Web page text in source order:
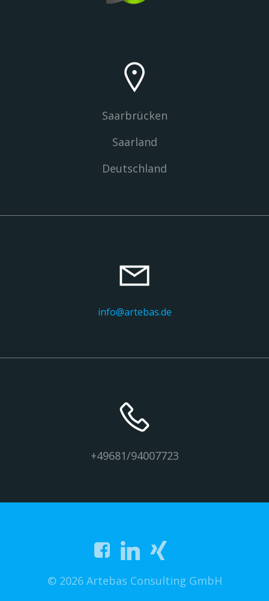
Saarbrücken
Saarland
Deutschland
info@artebas.de
+49681/94007723
© 2026 Artebas Consulting GmbH